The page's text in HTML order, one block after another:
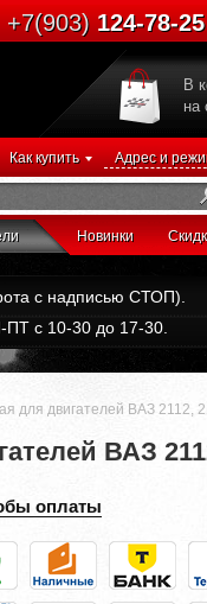
+7(903)124-78-25
В
на
Как купить Адрес и
Новинки
с надписью СТОП).
с 10-30 до 17-30.
для двигателей ВАЗ 2112,
ВАЗ
оплаты